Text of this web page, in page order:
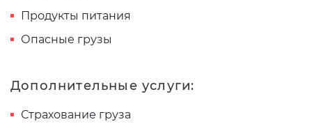
Продукты питания
Опасные грузы
Дополнительные услуги:
Страхование груза